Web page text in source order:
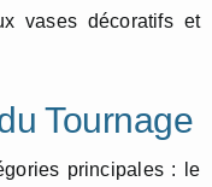
vases décoratifs et
Tournage
principales : le